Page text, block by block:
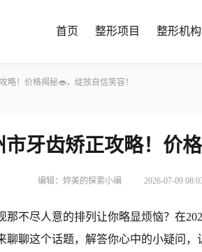
首页 整形项目 整形机构
略！价格揭秘👄，绽放自信笑容！
市牙齿矫正攻略！价
编辑：妳美的探索小编 2026-07-09
不尽人意的排列让你略显烦恼？在
聊聊这个话题，解答你心中的小疑问